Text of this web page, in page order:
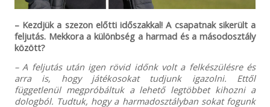
– Kezdjük a szezon előtti időszakkal! A csapatnak sikerült a
feljutás. Mekkora a különbség a harmad és a másodosztály
között?
– A feljutás után igen rövid időnk volt a felkészülésre és
arra is, hogy játékosokat tudjunk igazolni. Ettől
függetlenül megpróbáltuk a lehető legtöbbet kihozni a
dologból. Tudtuk, hogy a harmadosztályban sokat fogunk